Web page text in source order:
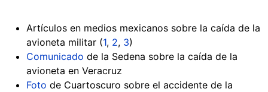
Artículos en medios mexicanos sobre la caída de la
avioneta militar (1, 2, 3)
Comunicado de la Sedena sobre la caída de la
avioneta en Veracruz
Foto de Cuartoscuro sobre el accidente de la